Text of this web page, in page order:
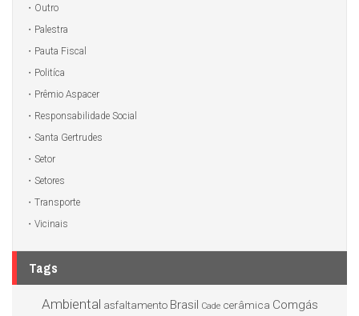
Outro
Palestra
Pauta Fiscal
Politíca
Prêmio Aspacer
Responsabilidade Social
Santa Gertrudes
Setor
Setores
Transporte
Vicinais
Tags
Ambiental asfaltamento Brasil Cade cerâmica Comgás